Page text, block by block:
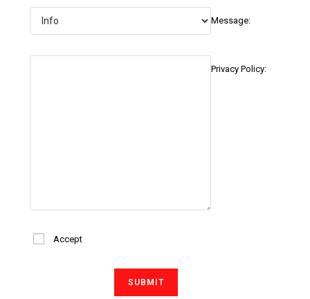
Message:
Privacy Policy:
Accept